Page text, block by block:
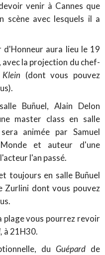
venir à Cannes que
scène avec lesquels il a
aura lieu le 19
avec la projection du chef-
(dont vous pouvez
Buñuel, Alain Delon
master class en salle
animée par Samuel
et auteur d'une
l'an passé.
toujours en salle Buñuel
Zurlini dont vous pouvez
plage vous pourrez revoir
à 21H30.
du Guépardde